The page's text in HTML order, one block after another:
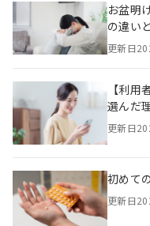
お盆明
の違い
更新日
【利
選んだ
更新日
初めて
更新日